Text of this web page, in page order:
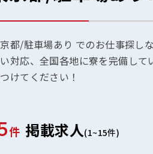
お気
お問
都/駐車場あり でのお仕事探し
対応、全国各地に寮を完備し
けてください！
件 掲載求人(1~15件)